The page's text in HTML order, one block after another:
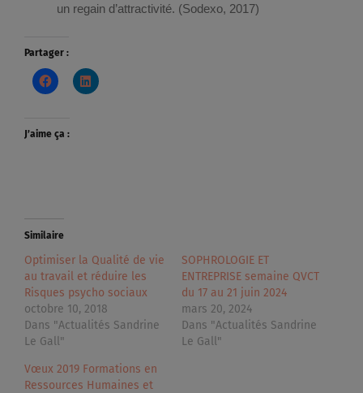
un regain d’attractivité. (Sodexo, 2017)
Partager :
J’aime ça :
Similaire
Optimiser la Qualité de vie
au travail et réduire les
Risques psycho sociaux
octobre 10, 2018
Dans "Actualités Sandrine
Le Gall"
SOPHROLOGIE ET
ENTREPRISE semaine QVCT
du 17 au 21 juin 2024
mars 20, 2024
Dans "Actualités Sandrine
Le Gall"
Vœux 2019 Formations en
Ressources Humaines et